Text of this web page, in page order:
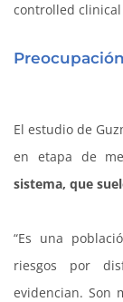
controlled clinical
El estudio de
en etapa de
sistema, que
“Es una
riesgos por
evidencian. Son